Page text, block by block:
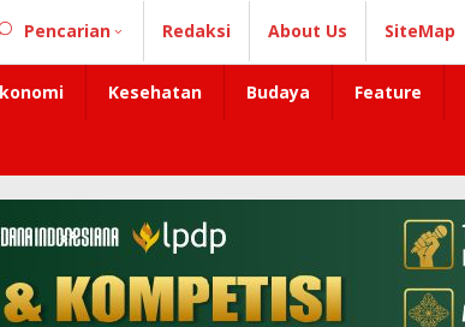
Pencarian Redaksi About Us SiteMap
Kesehatan Budaya Feature